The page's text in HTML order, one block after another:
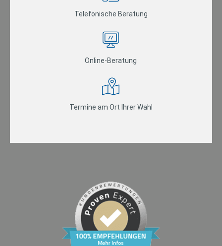
Telefonische Beratung
Online-Beratung
Termine am Ort Ihrer Wahl